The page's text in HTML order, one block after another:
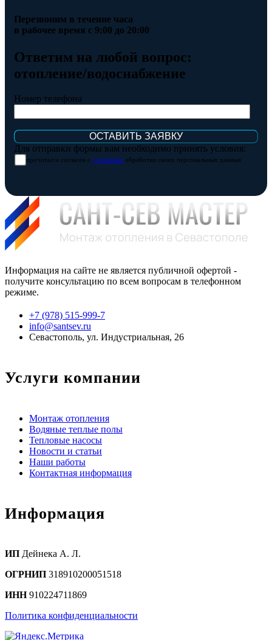
Перезвоним в течение часа
в рабочее время с 9:00 до 20:00
Ответим на любой вопрос:
отопление/водоснабжение
Номер телефона
Для отправки формы вам необходимо принять условия:
прочитал и согласен с условиями обработки своих персональных данных
Информация на сайте не является публичной офертой -
получите консультацию по всем вопросам в телефонном
режиме.
+7 (978) 515-999-7
info@santsev.ru
Севастополь, ул. Индустриальная, 26
Услуги компании
Монтаж отопления
Водяные теплые полы
Тепловые насосы
Новости и статьи
Наши работы
Контактная информация
Информация
ИП Дейнека А. Л.
ОГРНИП 318910200051518
ИНН910224711869
Политика конфиденциальности